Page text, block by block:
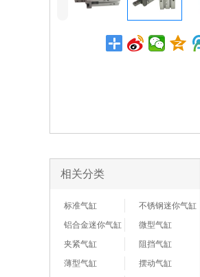
相关分类
标准气缸
不锈钢迷你气缸
铝合金迷你气缸
微型气缸
夹紧气缸
阻挡气缸
薄型气缸
摆动气缸